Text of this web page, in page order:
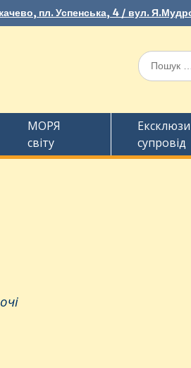
пл. Успенська, 4 / вул.
МОРЯ
світу
супровід